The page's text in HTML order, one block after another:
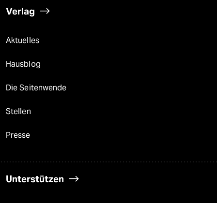
Verlag
Aktuelles
Hausblog
Die Seitenwende
Stellen
Presse
Unterstützen